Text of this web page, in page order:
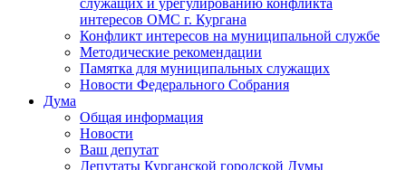
служащих и урегулированию конфликта
интересов ОМС г. Кургана
Конфликт интересов на муниципальной службе
Методические рекомендации
Памятка для муниципальных служащих
Новости Федерального Cобрания
Дума
Общая информация
Новости
Ваш депутат
Депутаты Курганской городской Думы